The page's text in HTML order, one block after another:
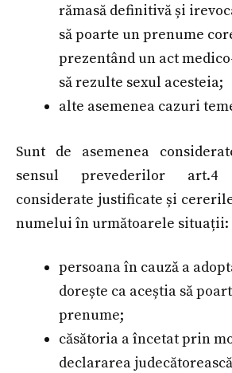
rămasă definitivă și
să poarte un prenume
prezentând un act
să rezulte sexul acesteia;
alte asemenea cazuri
Sunt de asemenea
sensul prevederilor
considerate justificate și
numelui în următoarele situații:
persoana în cauză a
dorește ca aceștia să
prenume;
căsătoria a încetat prin
declararea